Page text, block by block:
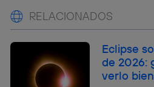
RELACIONADOS
Eclipse
de 2026:
verlo bien